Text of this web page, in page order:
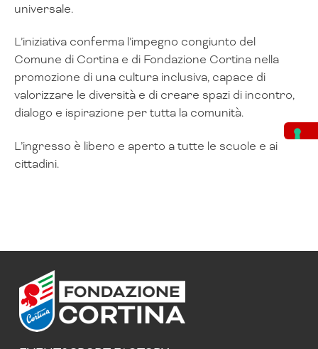
universale.
L’iniziativa conferma l’impegno congiunto del
Comune di Cortina e di Fondazione Cortina nella
promozione di una cultura inclusiva, capace di
valorizzare le diversità e di creare spazi di incontro,
dialogo e ispirazione per tutta la comunità.
L’ingresso è libero e aperto a tutte le scuole e ai
cittadini.